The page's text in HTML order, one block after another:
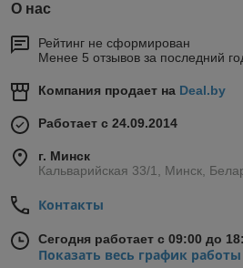
О нас
Рейтинг не сформирован
Менее 5 отзывов за последний
Компания продает на Deal.by
Работает с 24.09.2014
г. Минск
Кальварийская 33/1, Минск,
Контакты
Сегодня работает с 09:00 до
Показать весь график работы